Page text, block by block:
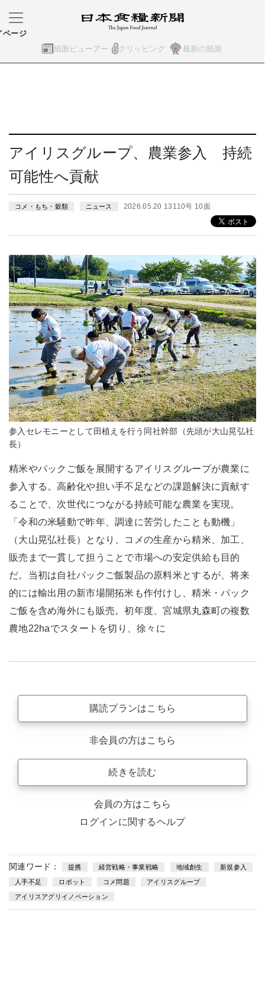
紙面ビューアー クリッピング 最新の紙面
ページ
アイリスグループ、農業参入 持続
可能性へ貢献
コメ・もち・穀類 ニュース 2026.05.20 13110号 10面
参入セレモニーとして田植えを行う同社幹部（先頭が大山晃弘社
長）
精米やパックご飯を展開するアイリスグループが農業に
参入する。高齢化や担い手不足などの課題解決に貢献す
ることで、次世代につながる持続可能な農業を実現。
「令和の米騒動で昨年、調達に苦労したことも動機」
（大山晃弘社長）となり、コメの生産から精米、加工、
販売まで一貫して担うことで市場への安定供給も目的
だ。当初は自社パックご飯製品の原料米とするが、将来
的には輸出用の新市場開拓米も作付けし、精米・パック
ご飯を含め海外にも販売。初年度、宮城県丸森町の複数
農地22haでスタートを切り、徐々に
購読プランはこちら
非会員の方はこちら
続きを読む
会員の方はこちら
ログインに関するヘルプ
関連ワード： 提携 経営戦略・事業戦略 地域創生 新規参入
人手不足 ロボット コメ問題 アイリスグループ
アイリスアグリイノベーション